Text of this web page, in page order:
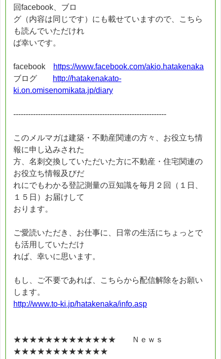
回facebook、ブロ
グ（内容は同じです）にも載せていますので、こちら
も読んでいただけれ
ば幸いです。
facebook
https://www.facebook.com/akio.hatakenaka
ブログ
http://hatakenakato-
ki.on.omisenomikata.jp/diary
--------------------------------------------------------------
このメルマガは建築・不動産関連の方々、お役立ち情
報に申し込みされた
方、名刺交換していただいた方に不動産・住宅関連の
お役立ち情報及びだ
れにでもわかる登記測量の豆知識を毎月２回（１日、
１５日）お届けして
おります。
ご愛読いただき、お仕事に、日常の生活にちょっとで
も活用していただけ
れば、幸いに思います。
もし、ご不要であれば、こちらから配信解除をお願い
します。
http://www.to-ki.jp/hatakenaka/info.asp
★★★★★★★★★★★★★ Ｎｅｗｓ
★★★★★★★★★★★★